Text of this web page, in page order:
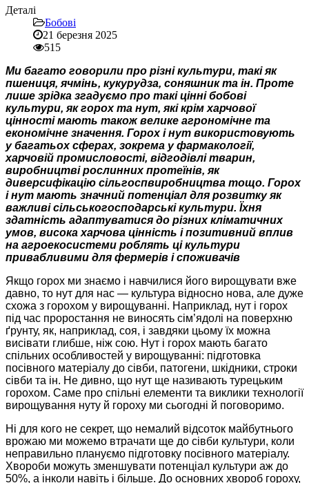
Деталі
Бобові
21 березня 2025
515
Ми багато говорили про різні культури, такі як
пшениця, ячмінь, кукурудза, соняшник та ін. Проте
лише зрідка згадуємо про такі цінні бобові
культури, як горох та нут, які крім харчової
цінності мають також велике агрономічне та
економічне значення. Горох і нут використовують
у багатьох сферах, зокрема у фармакології,
харчовій промисловості, відгодівлі тварин,
виробництві рослинних протеїнів, як
диверсифікацію сільгоспвиробництва тощо. Горох
і нут мають значний потенціал для розвитку як
важливі сільськогосподарські культури. Їхня
здатність адаптуватися до різних кліматичних
умов, висока харчова цінність і позитивний вплив
на агроекосистеми роблять ці культури
привабливими для фермерів і споживачів
Якщо горох ми знаємо і навчилися його вирощувати вже
давно, то нут для нас — культура відносно нова, але дуже
схожа з горохом у вирощуванні. Наприклад, нут і горох
під час проростання не виносять сім’ядолі на поверхню
ґрунту, як, наприклад, соя, і завдяки цьому їх можна
висівати глибше, ніж сою. Нут і горох мають багато
спільних особливостей у вирощуванні: підготовка
посівного матеріалу до сівби, патогени, шкідники, строки
сівби та ін. Не дивно, що нут ще називають турецьким
горохом. Саме про спільні елементи та виклики технології
вирощування нуту й гороху ми сьогодні й поговоримо.
Ні для кого не секрет, що немалий відсоток майбутнього
врожаю ми можемо втрачати ще до сівби культури, коли
неправильно плануємо підготовку посівного матеріалу.
Хвороби можуть зменшувати потенціал культури аж до
50%, а інколи навіть і більше. До основних хвороб гороху,